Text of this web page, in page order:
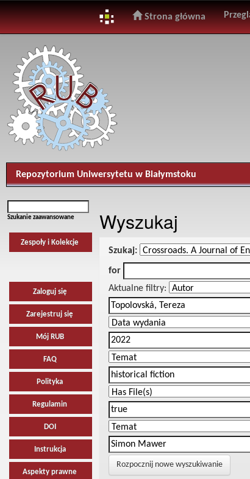
navigation
Strona główna
Repozytorium Uniwersytetu w Białymstoku
Szukanie zaawansowane
Zespoły i Kolekcje
Zaloguj się
Zarejestruj się
Mój RUB
FAQ
Polityka
Regulamin
DOI
Instrukcja
Aspekty prawne
Wyszukaj
Szukaj:
for
Aktualne filtry:
Rozpocznij nowe wyszukiwanie